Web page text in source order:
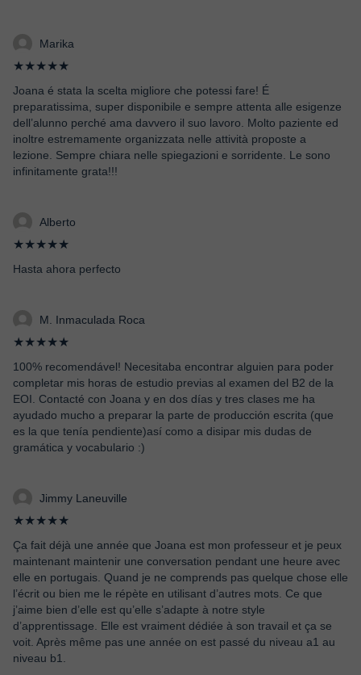
Marika
★★★★★
Joana é stata la scelta migliore che potessi fare! É
preparatissima, super disponibile e sempre attenta alle esigenze
dell’alunno perché ama davvero il suo lavoro. Molto paziente ed
inoltre estremamente organizzata nelle attività proposte a
lezione. Sempre chiara nelle spiegazioni e sorridente. Le sono
infinitamente grata!!!
Alberto
★★★★★
Hasta ahora perfecto
M. Inmaculada Roca
★★★★★
100% recomendável! Necesitaba encontrar alguien para poder
completar mis horas de estudio previas al examen del B2 de la
EOI. Contacté con Joana y en dos días y tres clases me ha
ayudado mucho a preparar la parte de producción escrita (que
es la que tenía pendiente)así como a disipar mis dudas de
gramática y vocabulario :)
Jimmy Laneuville
★★★★★
Ça fait déjà une année que Joana est mon professeur et je peux
maintenant maintenir une conversation pendant une heure avec
elle en portugais. Quand je ne comprends pas quelque chose elle
l’écrit ou bien me le répète en utilisant d’autres mots. Ce que
j’aime bien d’elle est qu’elle s’adapte à notre style
d’apprentissage. Elle est vraiment dédiée à son travail et ça se
voit. Après même pas une année on est passé du niveau a1 au
niveau b1.